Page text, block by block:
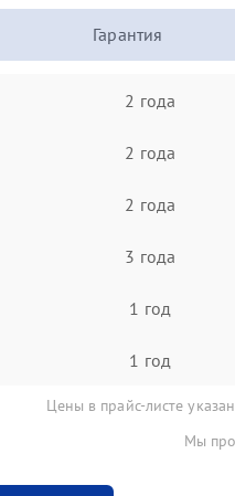
Гарантия
2 года
2 года
2 года
3 года
1 год
1 год
Цены в прайс-листе
Мы